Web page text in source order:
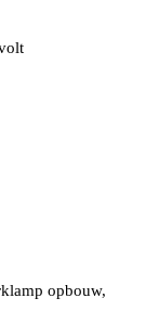
opbouw,